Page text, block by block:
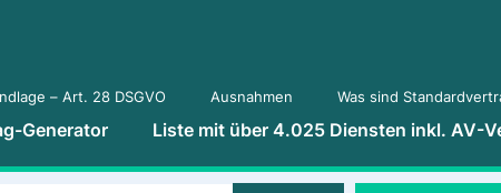
– Art. 28 DSGVO Ausnahmen Was sind
Generator Liste mit über 4.025 Diensten inkl. AV-